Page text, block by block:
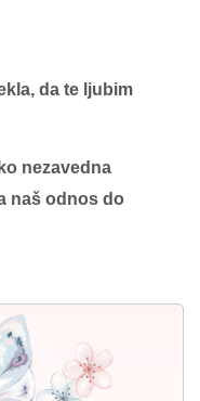
da te ljubim
nezavedna
naš odnos do